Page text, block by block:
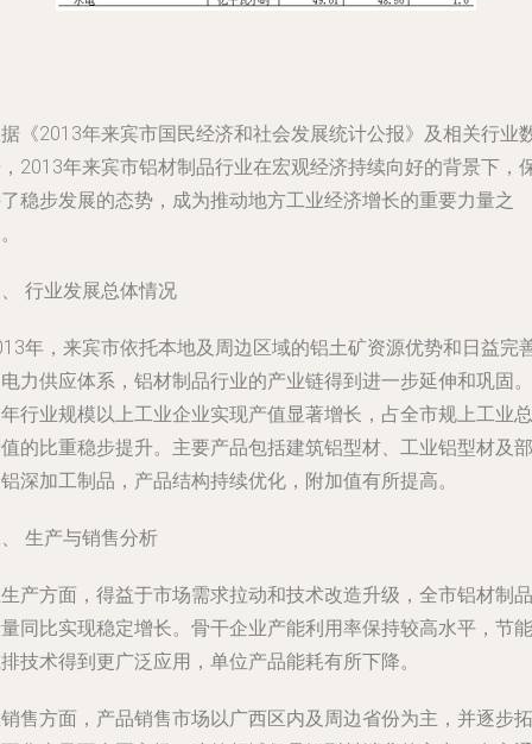
《2013年来宾市国民经济和社会发展统计公报》及相关行业
2013年来宾市铝材制品行业在宏观经济持续向好的背景下，
稳步发展的态势，成为推动地方工业经济增长的重要力量之
行业发展总体情况
年，来宾市依托本地及周边区域的铝土矿资源优势和日益完
力供应体系，铝材制品行业的产业链得到进一步延伸和巩固。
行业规模以上工业企业实现产值显著增长，占全市规上工业总
的比重稳步提升。主要产品包括建筑铝型材、工业铝型材及部
深加工制品，产品结构持续优化，附加值有所提高。
生产与销售分析
产方面，得益于市场需求拉动和技术改造升级，全市铝材制品
同比实现稳定增长。骨干企业产能利用率保持较高水平，节能
技术得到更广泛应用，单位产品能耗有所下降。
售方面，产品销售市场以广西区内及周边省份为主，并逐步拓